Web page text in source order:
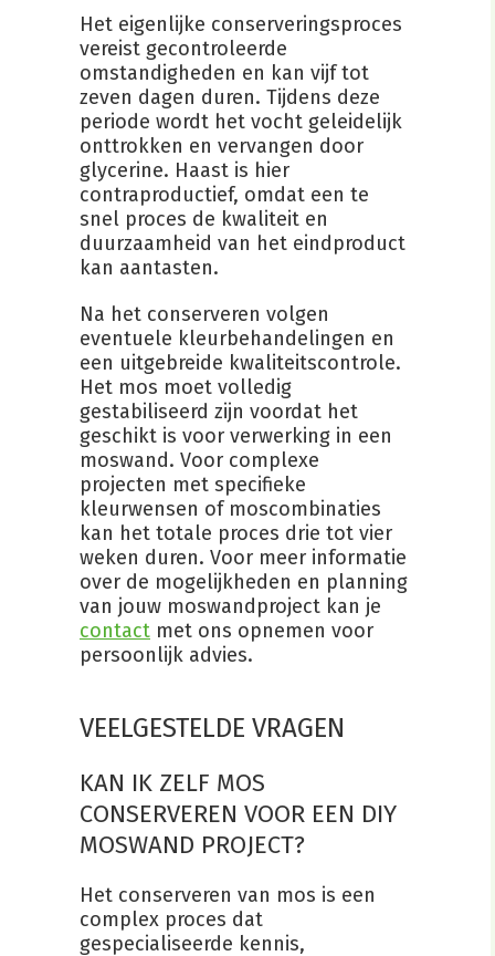
Het eigenlijke conserveringsproces
vereist gecontroleerde
omstandigheden en kan vijf tot
zeven dagen duren. Tijdens deze
periode wordt het vocht geleidelijk
onttrokken en vervangen door
glycerine. Haast is hier
contraproductief, omdat een te
snel proces de kwaliteit en
duurzaamheid van het eindproduct
kan aantasten.
Na het conserveren volgen
eventuele kleurbehandelingen en
een uitgebreide kwaliteitscontrole.
Het mos moet volledig
gestabiliseerd zijn voordat het
geschikt is voor verwerking in een
moswand. Voor complexe
projecten met specifieke
kleurwensen of moscombinaties
kan het totale proces drie tot vier
weken duren. Voor meer informatie
over de mogelijkheden en planning
van jouw moswandproject kan je
contact met ons opnemen voor
persoonlijk advies.
VEELGESTELDE VRAGEN
KAN IK ZELF MOS
CONSERVEREN VOOR EEN DIY
MOSWAND PROJECT?
Het conserveren van mos is een
complex proces dat
gespecialiseerde kennis,